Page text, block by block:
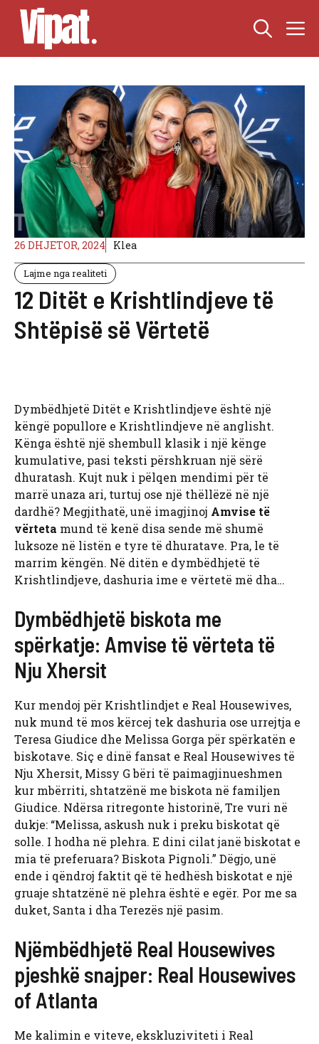
Skip
content
26 DHJETOR, 2024 Klea
Lajme nga realiteti
12 Ditët e Krishtlindjeve të
Shtëpisë së Vërtetë
Dymbëdhjetë Ditët e Krishtlindjeve është një
këngë popullore e Krishtlindjeve në anglisht.
Kënga është një shembull klasik i një kënge
kumulative, pasi teksti përshkruan një sërë
dhuratash. Kujt nuk i pëlqen mendimi për të
marrë unaza ari, turtuj ose një thëllëzë në një
dardhë? Megjithatë, unë imagjinoj Amvise të
vërteta mund të kenë disa sende më shumë
luksoze në listën e tyre të dhuratave. Pra, le të
marrim këngën. Në ditën e dymbëdhjetë të
Krishtlindjeve, dashuria ime e vërtetë më dha…
Dymbëdhjetë biskota me
spërkatje: Amvise të vërteta të
Nju Xhersit
Kur mendoj për Krishtlindjet e Real Housewives,
nuk mund të mos kërcej tek dashuria ose urrejtja e
Teresa Giudice dhe Melissa Gorga për spërkatën e
biskotave. Siç e dinë fansat e Real Housewives të
Nju Xhersit, Missy G bëri të paimagjinueshmen
kur mbërriti, shtatzënë me biskota në familjen
Giudice. Ndërsa ritregonte historinë, Tre vuri në
dukje: “Melissa, askush nuk i preku biskotat që
solle. I hodha në plehra. E dini cilat janë biskotat e
mia të preferuara? Biskota Pignoli.” Dëgjo, unë
ende i qëndroj faktit që të hedhësh biskotat e një
gruaje shtatzënë në plehra është e egër. Por me sa
duket, Santa i dha Terezës një pasim.
Njëmbëdhjetë Real Housewives
pjeshkë snajper: Real Housewives
of Atlanta
Me kalimin e viteve, ekskluziviteti i Real